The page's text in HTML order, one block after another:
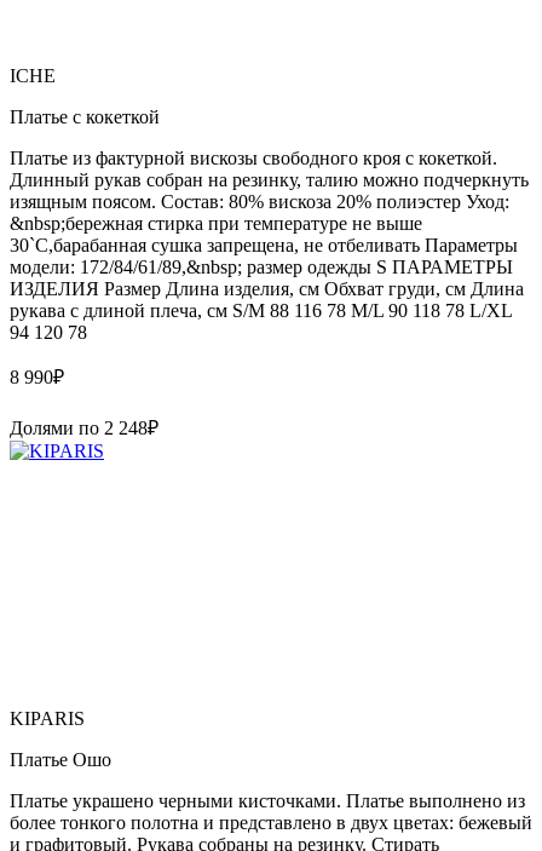
ICHE
Платье с кокеткой
Платье из фактурной вискозы свободного кроя с кокеткой.
Длинный рукав собран на резинку, талию можно подчеркнуть
изящным поясом. Состав: 80% вискоза 20% полиэстер Уход:
&nbsp;бережная стирка при температуре не выше
30`C,барабанная сушка запрещена, не отбеливать Параметры
модели: 172/84/61/89,&nbsp; размер одежды S ПАРАМЕТРЫ
ИЗДЕЛИЯ Размер Длина изделия, см Обхват груди, см Длина
рукава с длиной плеча, см S/M 88 116 78 M/L 90 118 78 L/XL
94 120 78
8 990₽
Долями по 2 248₽
KIPARIS
Платье Ошо
Платье украшено черными кисточками. Платье выполнено из
более тонкого полотна и представлено в двух цветах: бежевый
и графитовый. Рукава собраны на резинку. Стирать